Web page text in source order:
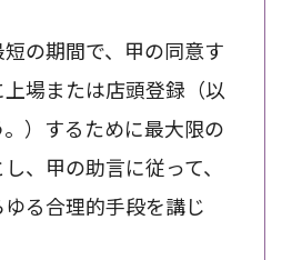
の期間で、甲の同意す
場または店頭登録（以
）するために最大限の
、甲の助言に従って、
る合理的手段を講じ